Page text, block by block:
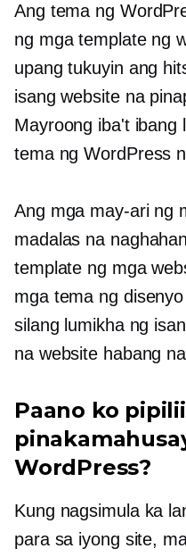
Ang tema ng
ng mga template ng
upang tukuyin ang
isang website na
Mayroong iba't ibang
tema ng WordPress
Ang mga may-ari ng
madalas na
template ng mga
mga tema ng
silang lumikha ng
na website habang
Paano ko
WordPress?
Kung nagsimula ka
para sa iyong site,